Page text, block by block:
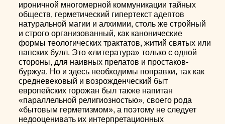
ироничной многомерной коммуникации тайных
обществ, герметический гипертекст адептов
натуральной магии и алхимии, столь же стройный
и строго организованный, как канонические
формы теологических трактатов, житий святых или
папских булл. Это «литература» только с одной
стороны, для наивных прелатов и простаков-
буржуа. Но и здесь необходимы поправки, так как
средневековый и возрожденческий быт
европейских горожан был также напитан
«параллельной религиозностью», своего рода
«бытовым герметизмом», а поэтому не следует
недооценивать их интерпретационных